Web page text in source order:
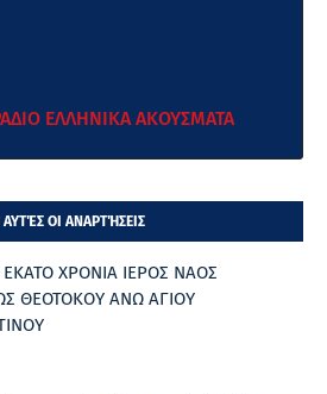
ΕΛΛΗΝΙΚΑ ΑΚΟΥΣΜΑΤΑ
ΟΙ ΑΝΑΡΤΉΣΕΙΣ
ΕΚΑΤΟ ΧΡΟΝΙΑ ΙΕΡΟΣ ΝΑΟΣ
ΘΕΟΤΟΚΟΥ ΑΝΩ ΑΓΙΟΥ